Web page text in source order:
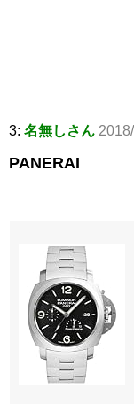
3: 名無しさん
PANERAI